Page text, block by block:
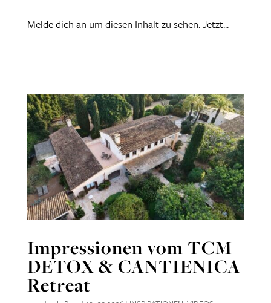
Melde dich an um diesen Inhalt zu sehen. Jetzt...
Impressionen vom TCM
DETOX & CANTIENICA
Retreat